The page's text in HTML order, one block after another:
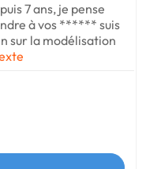
7 ans, je pense
à vos ****** suis
sur la modélisation